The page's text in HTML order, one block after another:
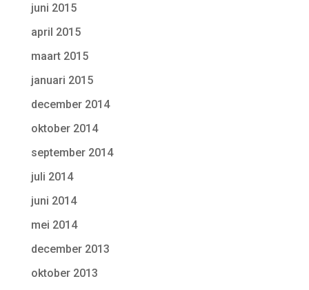
juni 2015
april 2015
maart 2015
januari 2015
december 2014
oktober 2014
september 2014
juli 2014
juni 2014
mei 2014
december 2013
oktober 2013